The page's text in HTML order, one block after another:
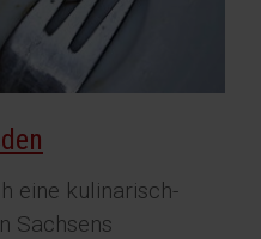
eine kulinarisch-
Sachsens